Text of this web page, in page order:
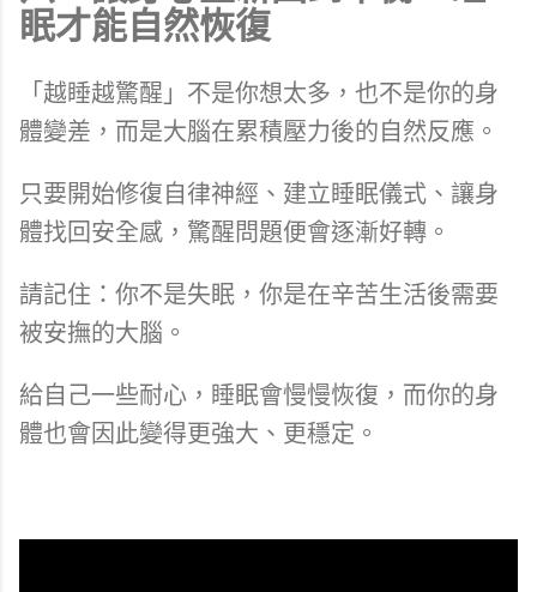
眠才能自然恢復
「越睡越驚醒」不是你想太多，也不是你的身
體變差，而是大腦在累積壓力後的自然反應。
只要開始修復自律神經、建立睡眠儀式、讓身
體找回安全感，驚醒問題便會逐漸好轉。
請記住：你不是失眠，你是在辛苦生活後需要
被安撫的大腦。
給自己一些耐心，睡眠會慢慢恢復，而你的身
體也會因此變得更強大、更穩定。